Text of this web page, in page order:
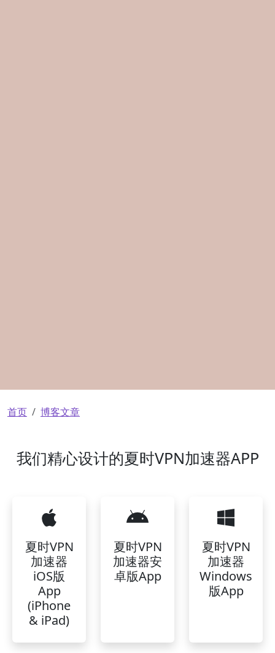
面包屑
首页 博客文章
我们精心设计的夏时VPN加速器APP
夏时VPN
加速器
iOS版
App
(iPhone
& iPad)
夏时VPN
加速器安
卓版App
夏时VPN
加速器
Windows
版App